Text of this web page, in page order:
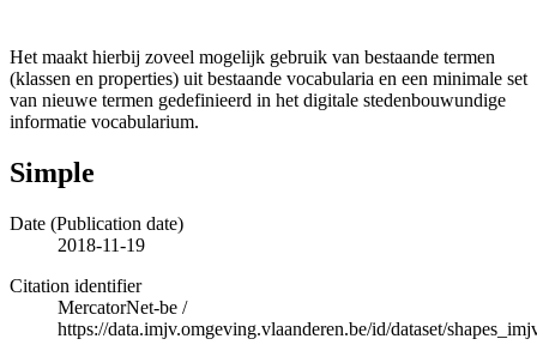
Het maakt hierbij zoveel mogelijk gebruik van bestaande termen
(klassen en properties) uit bestaande vocabularia en een minimale set
van nieuwe termen gedefinieerd in het digitale stedenbouwundige
informatie vocabularium.
Simple
Date (Publication date)
2018-11-19
Citation identifier
MercatorNet-be /
https://data.imjv.omgeving.vlaanderen.be/id/dataset/